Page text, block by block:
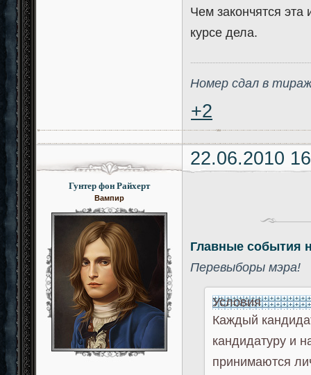
Чем закончятся
курсе дела.
Номер сдал в
+2
22.06.2010
Гунтер фон Райхерт
Вампир
Главные события
Перевыборы мэра!
Условия
Каждый
кандидатуру и
принимаются